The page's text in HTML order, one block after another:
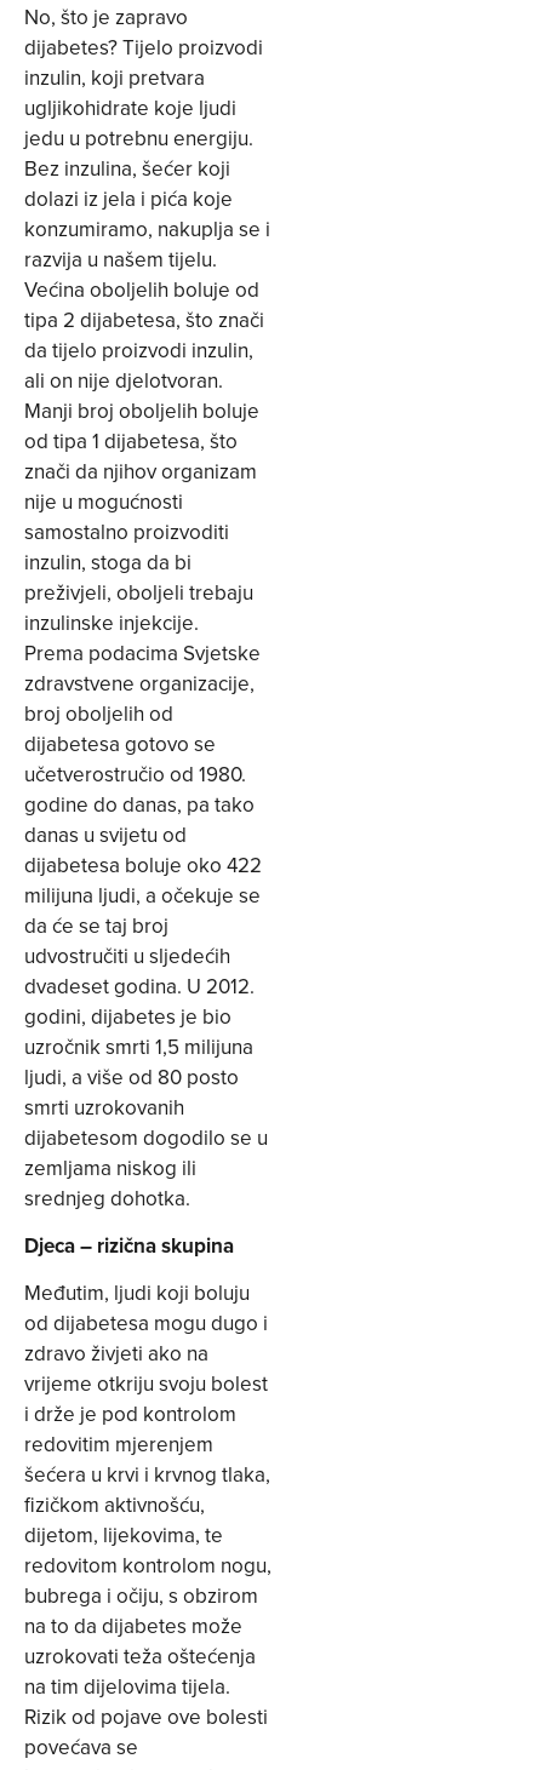
No, što je zapravo
dijabetes? Tijelo proizvodi
inzulin, koji pretvara
ugljikohidrate koje ljudi
jedu u potrebnu energiju.
Bez inzulina, šećer koji
dolazi iz jela i pića koje
konzumiramo, nakuplja se i
razvija u našem tijelu.
Većina oboljelih boluje od
tipa 2 dijabetesa, što znači
da tijelo proizvodi inzulin,
ali on nije djelotvoran.
Manji broj oboljelih boluje
od tipa 1 dijabetesa, što
znači da njihov organizam
nije u mogućnosti
samostalno proizvoditi
inzulin, stoga da bi
preživjeli, oboljeli trebaju
inzulinske injekcije.
Prema podacima Svjetske
zdravstvene organizacije,
broj oboljelih od
dijabetesa gotovo se
učetverostručio od 1980.
godine do danas, pa tako
danas u svijetu od
dijabetesa boluje oko 422
milijuna ljudi, a očekuje se
da će se taj broj
udvostručiti u sljedećih
dvadeset godina. U 2012.
godini, dijabetes je bio
uzročnik smrti 1,5 milijuna
ljudi, a više od 80 posto
smrti uzrokovanih
dijabetesom dogodilo se u
zemljama niskog ili
srednjeg dohotka.
Djeca – rizična skupina
Međutim, ljudi koji boluju
od dijabetesa mogu dugo i
zdravo živjeti ako na
vrijeme otkriju svoju bolest
i drže je pod kontrolom
redovitim mjerenjem
šećera u krvi i krvnog tlaka,
fizičkom aktivnošću,
dijetom, lijekovima, te
redovitom kontrolom nogu,
bubrega i očiju, s obzirom
na to da dijabetes može
uzrokovati teža oštećenja
na tim dijelovima tijela.
Rizik od pojave ove bolesti
povećava se